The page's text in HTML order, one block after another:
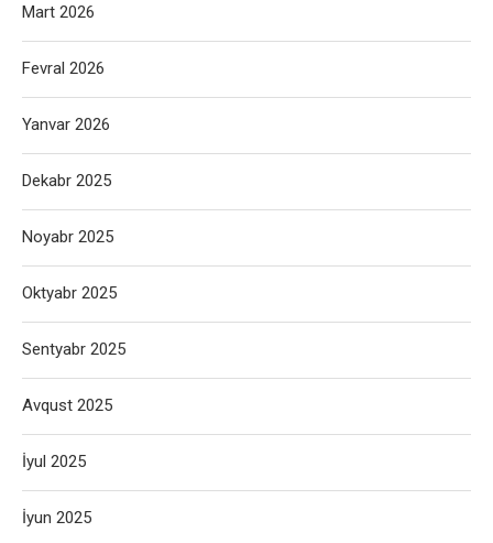
Mart 2026
Fevral 2026
Yanvar 2026
Dekabr 2025
Noyabr 2025
Oktyabr 2025
Sentyabr 2025
Avqust 2025
İyul 2025
İyun 2025